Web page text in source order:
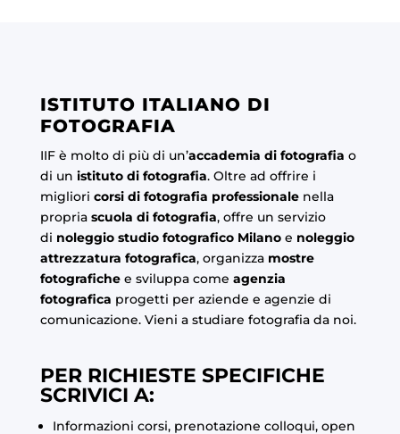
ISTITUTO ITALIANO DI
FOTOGRAFIA
IIF è molto di più di un’accademia di fotografia o
di un istituto di fotografia. Oltre ad offrire i
migliori corsi di fotografia professionalenella
propria scuola di fotografia, offre un servizio
di noleggio studio fotografico Milano e noleggio
attrezzatura fotografica, organizza mostre
fotografichee sviluppa come agenzia
fotografica progetti per aziende e agenzie di
comunicazione. Vieni a studiare fotografia da noi.
PER RICHIESTE SPECIFICHE
SCRIVICI A:
Informazioni corsi, prenotazione colloqui, open